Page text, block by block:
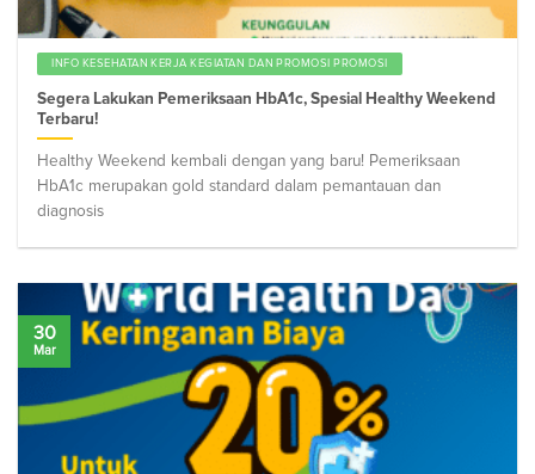
INFO KESEHATAN KERJA KEGIATAN DAN PROMOSI PROMOSI
Segera Lakukan Pemeriksaan HbA1c, Spesial Healthy Weekend
Terbaru!
Healthy Weekend kembali dengan yang baru! Pemeriksaan
HbA1c merupakan gold standard dalam pemantauan dan
diagnosis
30
Mar